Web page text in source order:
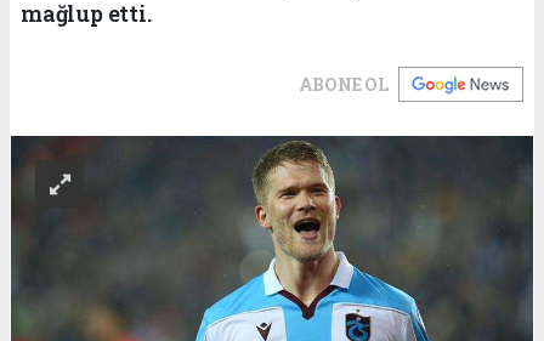
mağlup etti.
ABONE OL